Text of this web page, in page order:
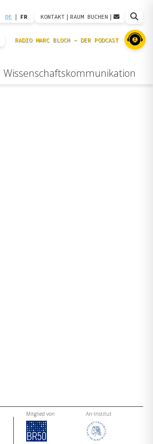
DE | FR KONTAKT | RAUM BUCHEN |
Wissenschaftskommunikation
Mitglied von An-Institut